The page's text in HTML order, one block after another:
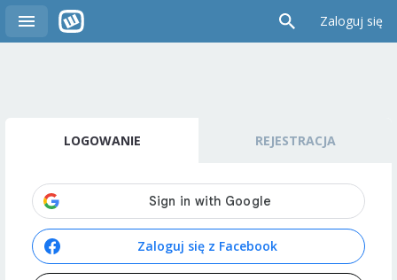
Zaloguj się
LOGOWANIE REJESTRACJA
Zaloguj się z Facebook